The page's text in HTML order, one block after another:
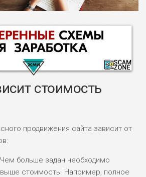
ОБЗОР
ПОДОЙДЕТ
стоимость
продвижения сайта зависит от
больше задач необходимо
стоимость. Например, полное